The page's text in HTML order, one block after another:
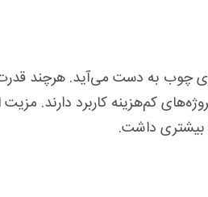
چوب به دست می‌آید. هرچند
معمولی، غیرسازه‌ای یا پروژه‌های کم‌هزینه کاربرد
بیشتری داشت.